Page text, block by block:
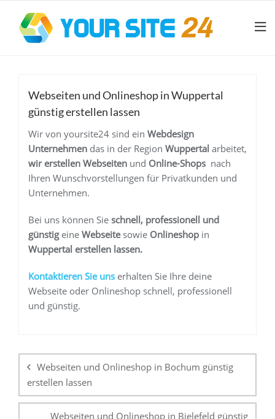
Webseiten und Onlineshop in Wuppertal
günstig erstellen lassen
Wir von yoursite24 sind ein Webdesign
Unternehmen das in der Region Wuppertal arbeitet,
wir erstellen Webseiten und Online-Shops nach
Ihren Wunschvorstellungen für Privatkunden und
Unternehmen.
Bei uns können Sie schnell, professionell und
günstigeine Webseitesowie Onlineshop in
Wuppertal erstellen lassen.
Kontaktieren Sie uns erhalten Sie Ihre deine
Webseite oder Onlineshop schnell, professionell
und günstig.
Webseiten und Onlineshop in Bochum günstig
erstellen lassen
Webseiten und Onlineshop in Bielefeld günstig